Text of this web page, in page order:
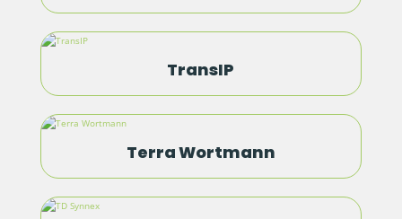
TransIP
Terra Wortmann